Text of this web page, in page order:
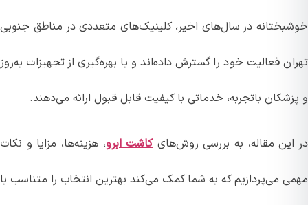
در سال‌های اخیر، کلینیک‌های متعددی در مناطق جنوبی
فعالیت خود را گسترش داده‌اند و با بهره‌گیری از تجهیزات به‌روز
باتجربه، خدماتی با کیفیت قابل قبول ارائه می‌دهند.
مقاله، به بررسی روش‌هایکاشت ابرو، هزینه‌ها، مزایا و نکات
می‌پردازیم که به شما کمک می‌کند بهترین انتخاب را متناسب با